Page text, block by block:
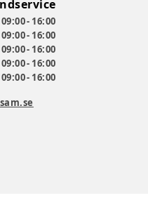
09:00 - 16:00
09:00 - 16:00
09:00 - 16:00
09:00 - 16:00
09:00 - 16:00